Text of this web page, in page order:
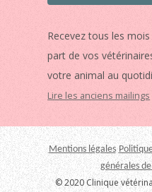
Recevez tous les
part de vos
votre animal au
Lire les anciens mailings
Mentions légales
générales
© 2020 Clinique